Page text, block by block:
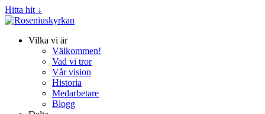
Hitta hit ↓
Vilka vi är
Välkommen!
Vad vi tror
Vår vision
Historia
Medarbetare
Blogg